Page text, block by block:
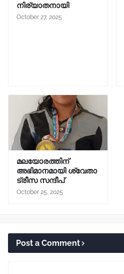
നിര്യാതനായി
October 27, 2025
മലയോരത്തിന്
അഭിമാനമായി ശ്വേതാ
ട്രീസ സന്ദീപ്
October 25, 2025
Post a Comment